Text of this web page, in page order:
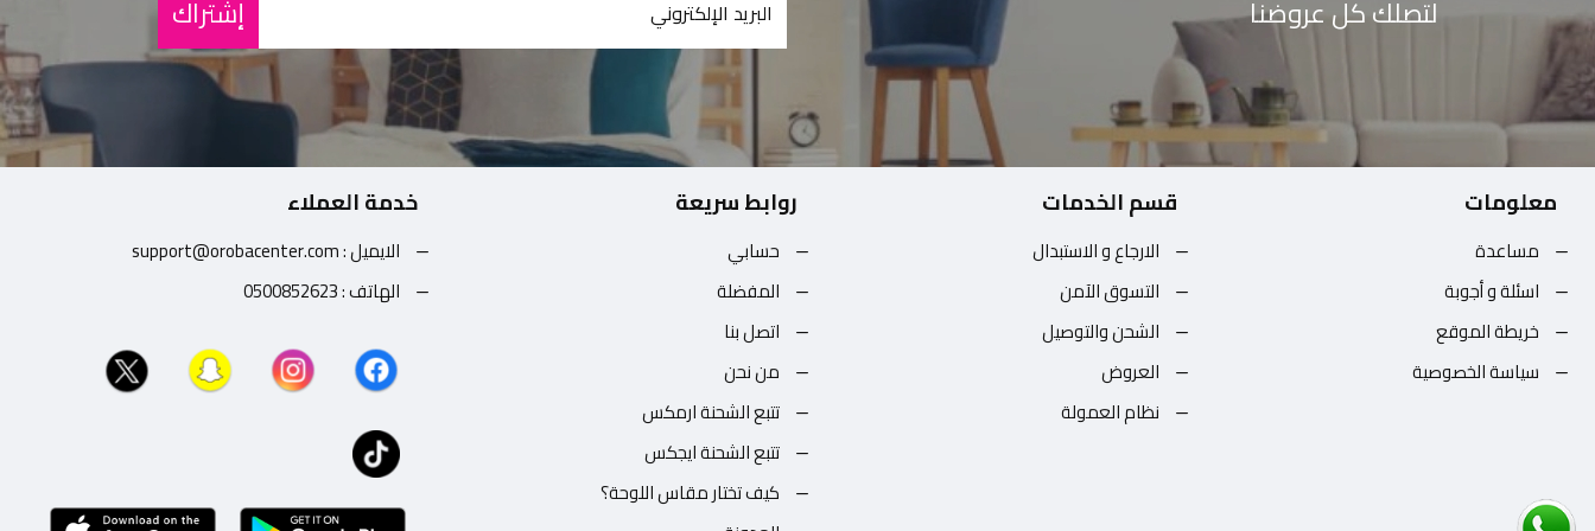
لتصلك كل عروضنا إشتراك
معلومات
مساعدة
اسئلة و أجوبة
خريطة الموقع
سياسة الخصوصية
قسم الخدمات
الارجاع و الاستبدال
التسوق الآمن
الشحن والتوصيل
العروض
نظام العمولة
روابط سريعة
حسابي
المفضلة
اتصل بنا
من نحن
تتبع الشحنة ارمكس
تتبع الشحنة ايجكس
كيف تختار مقاس اللوحة؟
خدمة العملاء
الايميل : support@orobacenter.com
الهاتف : 0500852623